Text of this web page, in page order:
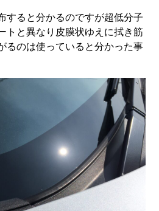
すると分かるのですが超低分子
トと異なり皮膜状ゆえに拭き筋
るのは使っていると分かった事